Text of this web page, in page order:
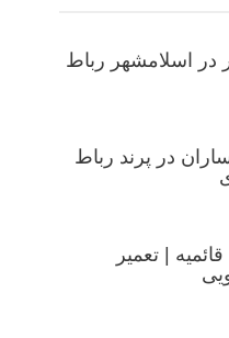
در اسلامشهر رباط
در پرند رباط
| تعمیر